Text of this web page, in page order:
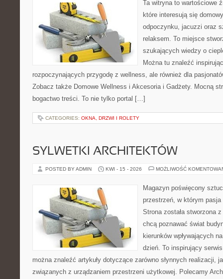
Ta witryna to wartościowe
które interesują się
odpoczynku, jacuzzi oraz
relaksem. To miejsce
szukających wiedzy o
Można tu znaleźć
rozpoczynających przygodę z wellness, ale również dla
Zobacz także Domowe Wellness i Akcesoria i Gadżety. Mocną
bogactwo treści. To nie tylko portal […]
CATEGORIES: OKNA, DRZWI I ROLETY
SYLWETKI ARCHITEKTÓW
POSTED BY ADMIN KWI - 15 - 2026 MOŻLIWOŚĆ
Magazyn poświęcony
przestrzeń, w którym
Strona została stworzona
chcą poznawać świat
kierunków wpływających
dzień. To inspirujący
można znaleźć artykuły dotyczące zarówno słynnych realizacji,
związanych z urządzaniem przestrzeni użytkowej. Polecamy